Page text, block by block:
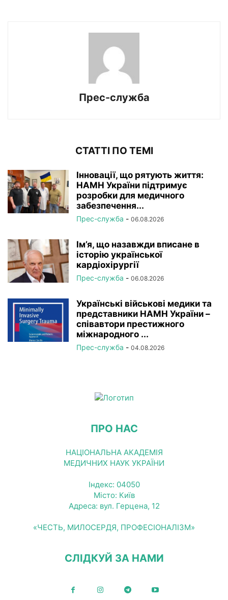
Прес-служба
СТАТТІ ПО ТЕМІ
Інновації, що рятують життя:
НАМН України підтримує
розробки для медичного
забезпечення...
Прес-служба - 06.08.2026
Ім’я, що назавжди вписане в
історію української
кардіохірургії
Прес-служба - 06.08.2026
Українські військові медики та
представники НАМН України –
співавтори престижного
міжнародного ...
Прес-служба - 04.08.2026
ПРО НАС
НАЦІОНАЛЬНА АКАДЕМІЯ
МЕДИЧНИХ НАУК УКРАЇНИ
Індекс: 04050
Місто: Київ
Адреса: вул. Герцена, 12
«ЧЕСТЬ, МИЛОСЕРДЯ, ПРОФЕСІОНАЛІЗМ»
СЛІДКУЙ ЗА НАМИ